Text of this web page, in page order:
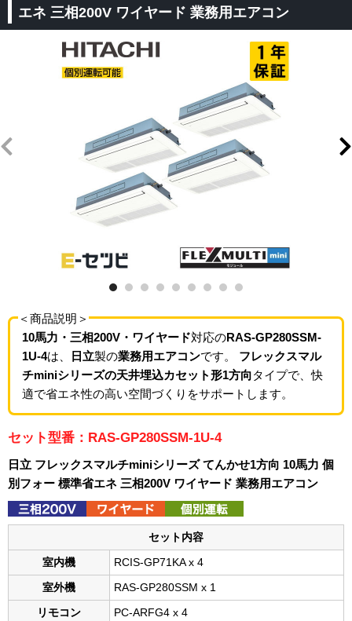
エネ 三相200V ワイヤード 業務用エアコン
＜商品説明＞
10馬力・三相200V・ワイヤード対応のRAS-GP280SSM-
1U-4は、 日立製の業務用エアコンです。 フレックスマル
チminiシリーズの天井埋込カセット形1方向タイプで、快
適で省エネ性の高い空間づくりをサポートします。
セット型番：RAS-GP280SSM-1U-4
日立 フレックスマルチminiシリーズ てんかせ1方向 10馬力 個
別フォー 標準省エネ 三相200V ワイヤード 業務用エアコン
セット内容
室内機 RCIS-GP71KA x 4
室外機 RAS-GP280SSM x 1
リモコン PC-ARFG4 x 4